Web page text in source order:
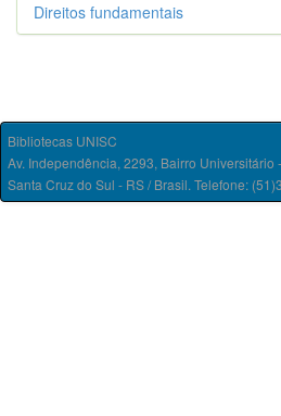
Direitos fundamentais
Bibliotecas UNISC
Av. Independência, 2293, Bairro Universitário
Santa Cruz do Sul - RS / Brasil. Telefone: